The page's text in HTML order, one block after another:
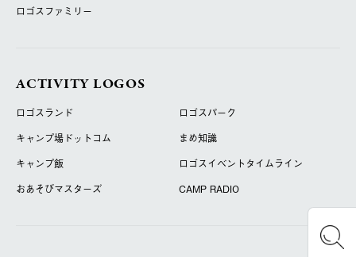
ロゴスファミリー
ACTIVITY LOGOS
ロゴスランド
ロゴスパーク
キャンプ場ドットコム
まめ知識
キャンプ飯
ロゴスイベントタイムライン
おあそびマスターズ
CAMP RADIO